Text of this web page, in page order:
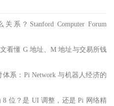
系？Stanford Computer Forum
看懂 G 地址、M 地址与交易所钱
体系：Pi Network 与机器人经济的
位？是 UI 调整，还是 Pi 网络精